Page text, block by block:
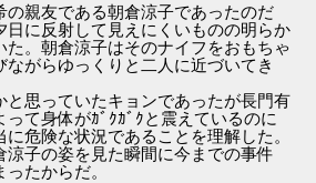
の親友である朝倉涼子であったのだ
日に反射して見えにくいものの明らか
た。朝倉涼子はそのナイフをおもちゃ
ながらゆっくりと二人に近づいてき
と思っていたキョンであったが長門有
って身体がｶﾞｸｶﾞｸと震えているのに
危険な状況であることを理解した。
涼子の姿を見た瞬間に今までの事件
たからだ。